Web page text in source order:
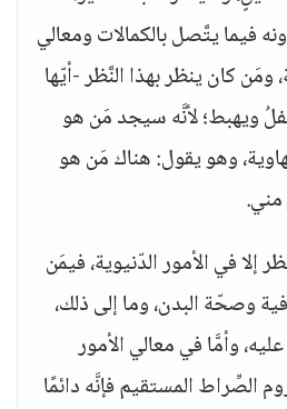
فيما يتَّصل بالكمالات ومعالي
ومَن كان ينظر بهذا النَّظر -أيّها
ويهبط؛ لأنَّه سيجد مَن هو
وهو يقول: هناك مَن هو
إلا في الأمور الدّنيوية، فيمَن
وصحّة البدن، وما إلى ذلك،
حتى يعرف نعمةَ الله  عليه، وأمَّا في معالي الأمور
الصِّراط المستقيم فإنَّه دائمًا